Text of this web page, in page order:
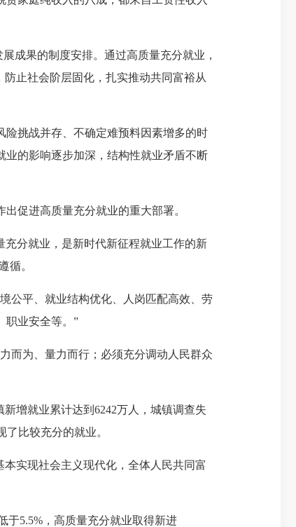
成果的制度安排。通过高质量充分就业，
止社会阶层固化，扎实推动共同富裕从
挑战并存、不确定难预料因素增多的时
的影响逐步加深，结构性就业矛盾不断
促进高质量充分就业的重大部署。
分就业，是新时代新征程就业工作的新
循。
公平、就业结构优化、人岗匹配高效、劳
职业安全等。”
为、量力而行；必须充分调动人民群众
增就业累计达到6242万人，城镇调查失
比较充分的就业。
实现社会主义现代化，全体人民共同富
5.5%，高质量充分就业取得新进